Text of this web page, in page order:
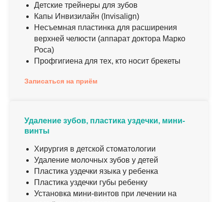
Детские трейнеры для зубов
Капы Инвизилайн (Invisalign)
Несъемная пластинка для расширения
верхней челюсти (аппарат доктора Марко
Роса)
Профгигиена для тех, кто носит брекеты
Записаться на приём
Удаление зубов, пластика уздечки, мини-
винты
Хирургия в детской стоматологии
Удаление молочных зубов у детей
Пластика уздечки языка у ребенка
Пластика уздечки губы ребенку
Установка мини-винтов при лечении на